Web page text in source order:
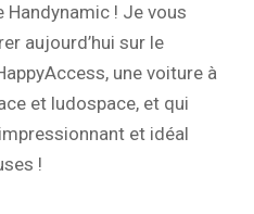
! Je vous
aujourd’hui sur le
une voiture à
et ludospace, et qui
et idéal
!